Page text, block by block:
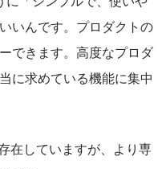
いんです。プロダクトの
できます。高度なプロダ
に求めている機能に集中
していますが、より専